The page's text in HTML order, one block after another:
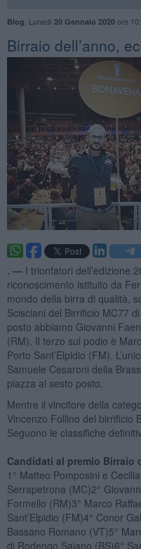
Blog Lunedì 20 Gennaio 2020ore
​Birraio dell’anno,
. — I trionfatori dell’edizione
riconoscimento istituito da
mondo della birra di qualità,
Scisciani del Birrificio MC77
posto abbiamo Giovanni
(RM). Il terzo sul podio è
Porto Sant’Elpidio (FM).
Samuele Cesaroni della
piazza al sesto posto.
Mentre il vincitore della
Vincenzo Follino del birrificio
Seguono le classifiche
Candidati al premio Birraio
1° Matteo Pomposini e
Serrapetrona (MC)2°
Formello (RM)3° Marco
Sant’Elpidio (FM)4° Conor
Bassano Romano (VT)5°
di Rodengo Saiano (BS)6°